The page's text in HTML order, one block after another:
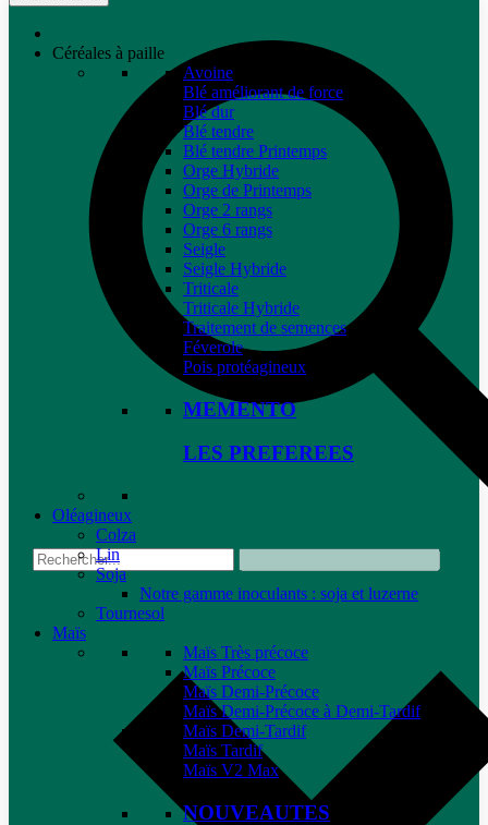
Céréales à paille
Avoine
Blé améliorant de force
Blé dur
Blé tendre
Blé tendre Printemps
Orge Hybride
Orge de Printemps
Orge 2 rangs
Orge 6 rangs
Seigle
Seigle Hybride
Triticale
Triticale Hybride
Traitement de semences
Féverole
Pois protéagineux
MEMENTO
LES PREFEREES
Oléagineux
Colza
Lin
Soja
Notre gamme inoculants : soja et luzerne
Tournesol
Maïs
Maïs Très précoce
Maïs Précoce
Maïs Demi-Précoce
Maïs Demi-Précoce à Demi-Tardif
Maïs Demi-Tardif
Maïs Tardif
Maïs V2 Max
NOUVEAUTES